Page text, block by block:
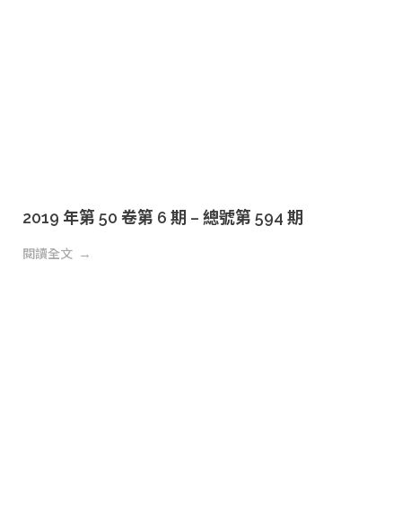
2019 年第 50 卷第 6 期 – 總號第 594 期
閱讀全文